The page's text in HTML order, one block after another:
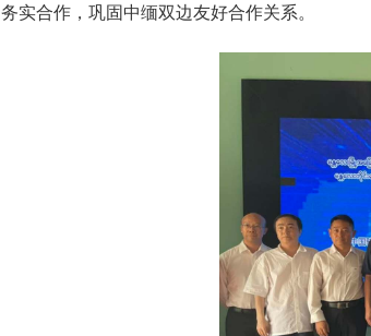
务实合作，巩固中缅双边友好合作关系。